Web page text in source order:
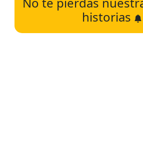
historias